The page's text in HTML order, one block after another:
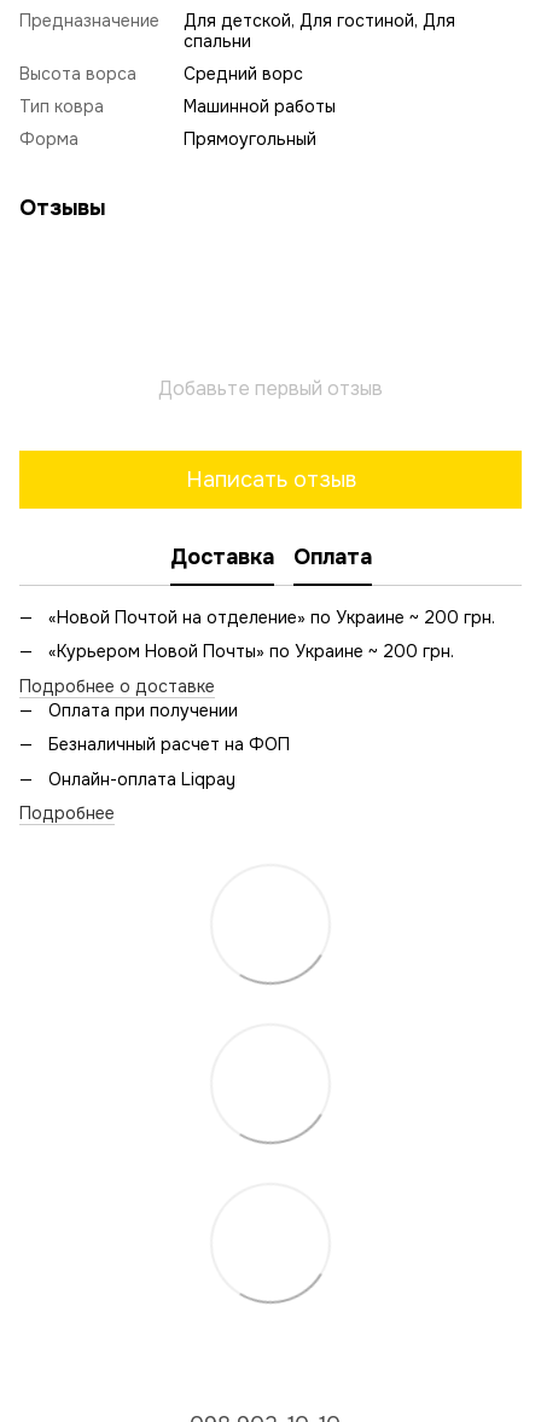
Предназначение
Для детской, Для гостиной, Для
спальни
Высота ворса
Средний ворс
Тип ковра
Машинной работы
Форма
Прямоугольный
Отзывы
Добавьте первый отзыв
Написать отзыв
Доставка Оплата
«Новой Почтой на отделение» по Украине ~ 200 грн.
«Курьером Новой Почты» по Украине ~ 200 грн.
Подробнее о доставке
Оплата при получении
Безналичный расчет на ФОП
Онлайн-оплата Liqpay
Подробнее